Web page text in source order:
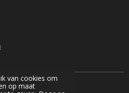
van cookies om
op maat